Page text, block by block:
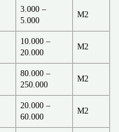
3.000 –
5.000
M2
10.000 –
20.000
M2
80.000 –
250.000
M2
20.000 –
60.000
M2